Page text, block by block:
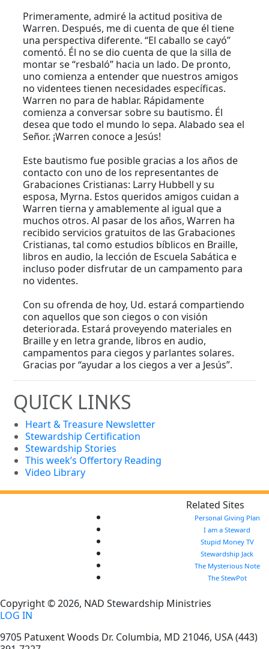
Primeramente, admiré la actitud positiva de
Warren. Después, me di cuenta de que él tiene
una perspectiva diferente. “El caballo se cayó”
comentó. Él no se dio cuenta de que la silla de
montar se “resbaló” hacia un lado. De pronto,
uno comienza a entender que nuestros amigos
no videntees tienen necesidades específicas.
Warren no para de hablar. Rápidamente
comienza a conversar sobre su bautismo. Él
desea que todo el mundo lo sepa. Alabado sea el
Señor. ¡Warren conoce a Jesús!
Este bautismo fue posible gracias a los años de
contacto con uno de los representantes de
Grabaciones Cristianas: Larry Hubbell y su
esposa, Myrna. Estos queridos amigos cuidan a
Warren tierna y amablemente al igual que a
muchos otros. Al pasar de los años, Warren ha
recibido servicios gratuitos de las Grabaciones
Cristianas, tal como estudios bíblicos en Braille,
libros en audio, la lección de Escuela Sabática e
incluso poder disfrutar de un campamento para
no videntes.
Con su ofrenda de hoy, Ud. estará compartiendo
con aquellos que son ciegos o con visión
deteriorada. Estará proveyendo materiales en
Braille y en letra grande, libros en audio,
campamentos para ciegos y parlantes solares.
Gracias por “ayudar a los ciegos a ver a Jesús”.
QUICK LINKS
Heart & Treasure Newsletter
Stewardship Certification
Stewardship Stories
This week’s Offertory Reading
Video Library
Related Sites
Personal Giving Plan
I am a Steward
Stupid Money TV
Stewardship Jack
The Mysterious Note
The StewPot
Copyright © 2026, NAD Stewardship Ministries
LOG IN
9705 Patuxent Woods Dr. Columbia, MD 21046, USA(443)